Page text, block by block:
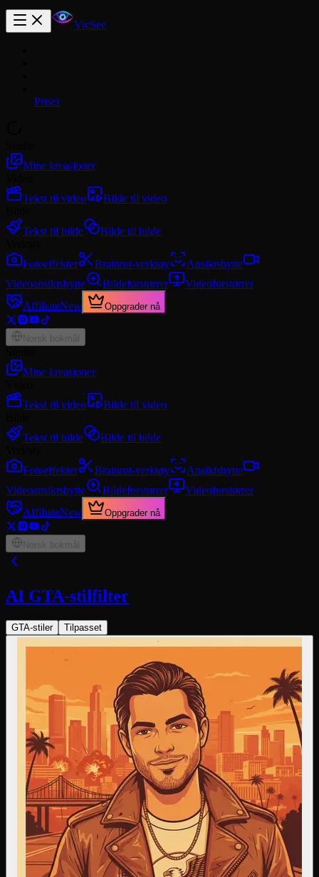
VicSee
Priser
Mine kreasjoner
Tekst til video
Bilde til video
Tekst til bilde
Bilde til bilde
Fotoeffekter
Brainrot-verktøy
Ansiktsbytte
Videoansiktsbytte
Bildeforstørrer
Videoforstørrer
AffiliateNew Oppgrader nå
Norsk bokmål
Mine kreasjoner
Tekst til video
Bilde til video
Tekst til bilde
Bilde til bilde
Fotoeffekter
Brainrot-verktøy
Ansiktsbytte
Videoansiktsbytte
Bildeforstørrer
Videoforstørrer
AffiliateNew Oppgrader nå
Norsk bokmål
AI GTA-stilfilter
GTA-stiler Tilpasset